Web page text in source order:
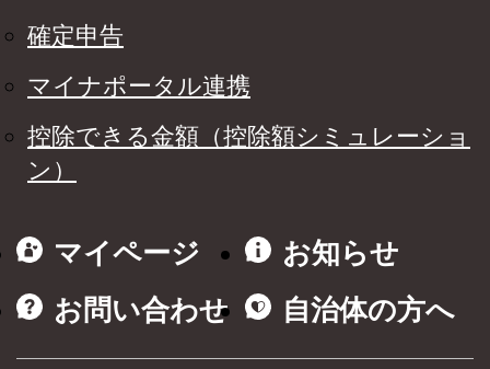
確定申告
マイナポータル連携
控除できる金額（控除額シミュレーショ
ン）
マイページ
お知らせ
お問い合わせ
自治体の方へ